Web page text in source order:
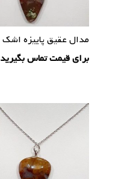
مدال عقیق پاییزه اشک
برای قیمت تماس بگیرید